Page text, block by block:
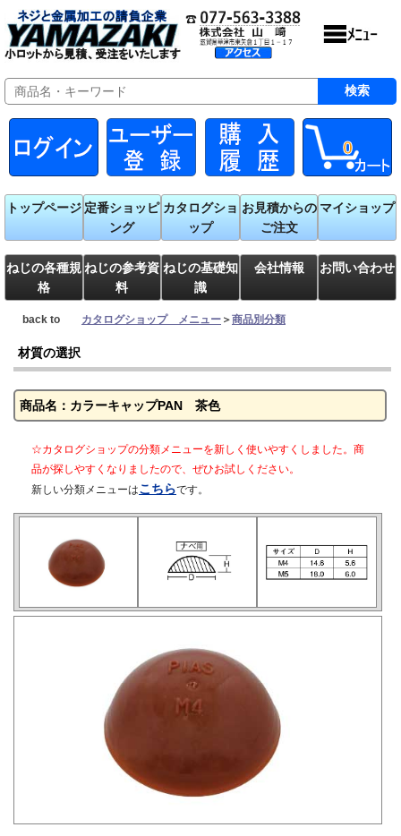
0
トップページ 定番ショッピ
ング
カタログショ
ップ
お見積からの
ご注文
マイショップ
ねじの各種規
格
ねじの参考資
料
ねじの基礎知
識
会社情報 お問い合わせ
back to カタログショップ メニュー ＞商品別分類
材質の選択
商品名：カラーキャップPAN 茶色
☆カタログショップの分類メニューを新しく使いやすくしました。商
品が探しやすくなりましたので、ぜひお試しください。
新しい分類メニューはこちらです。